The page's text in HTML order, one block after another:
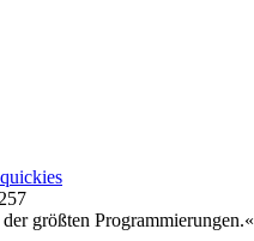
der größten Programmierungen.«